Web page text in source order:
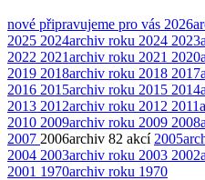
nové připravujeme pro vás 2026
2025 2024archiv roku 2024 2023
2022 2021archiv roku 2021 2020
2019 2018archiv roku 2018 2017
2016 2015archiv roku 2015 2014
2013 2012archiv roku 2012 2011
2010 2009archiv roku 2009 2008
2007 2006archiv 82 akcí 2005
2004 2003archiv roku 2003 2002
2001 1970archiv roku 1970